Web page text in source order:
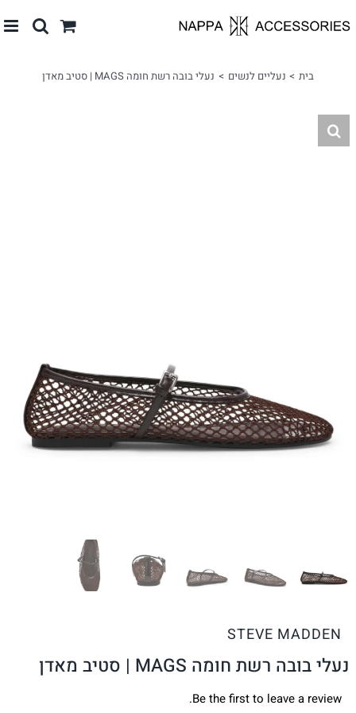
לתוכן
בית נעליים לנשים נעלי בובה רשת חומה MAGS | סטיב מאדן
STEVE MADDEN
נעלי בובה רשת חומה MAGS | סטיב מאדן
Be the first to leave a review.